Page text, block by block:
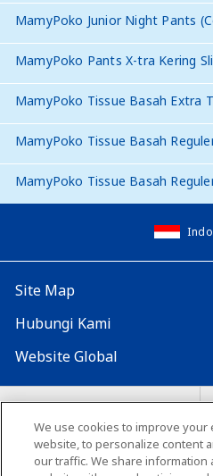
MamyPoko Junior Night Pants
MamyPoko Pants X-tra Kering
MamyPoko Tissue Basah Extra
MamyPoko Tissue Basah
MamyPoko Tissue Basah
Site Map
Hubungi Kami
Website Global
Map Situs
Tentang penggunaan situs ini
We use cookies to improve
website, to personalize content
our traffic. We share